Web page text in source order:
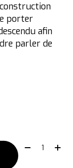
porter
afin
parler de
Quantité: